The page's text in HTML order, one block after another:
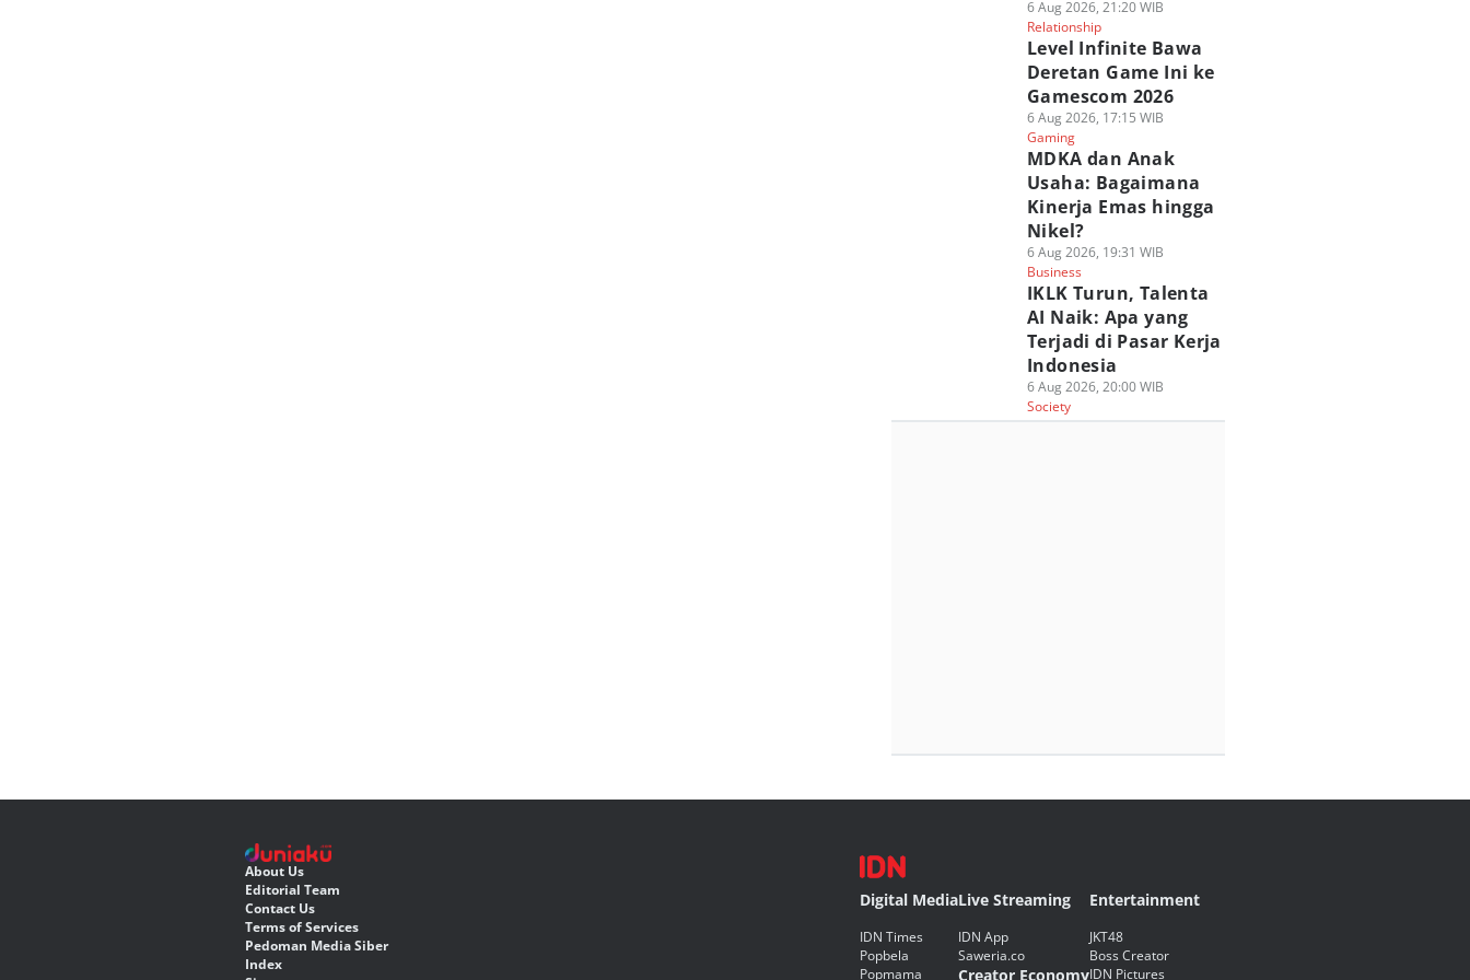
6 Aug 2026, 21:20 WIB
Relationship
Level Infinite Bawa
Deretan Game Ini ke
Gamescom 2026
6 Aug 2026, 17:15 WIB
Gaming
MDKA dan Anak
Usaha: Bagaimana
Kinerja Emas hingga
Nikel?
6 Aug 2026, 19:31 WIB
Business
IKLK Turun, Talenta
AI Naik: Apa yang
Terjadi di Pasar Kerja
Indonesia
6 Aug 2026, 20:00 WIB
Society
About Us
Editorial Team
Contact Us
Terms of Services
Pedoman Media Siber
Index
Digital Media
IDN Times
Popbela
Popmama
Live Streaming
IDN App
Saweria.co
Creator Economy
Entertainment
JKT48
Boss Creator
IDN Pictures